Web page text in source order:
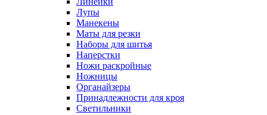
Лупы
Манекены
Маты для резки
Наборы для шитья
Наперстки
Ножи раскройные
Ножницы
Органайзеры
Принадлежности для кроя
Светильники